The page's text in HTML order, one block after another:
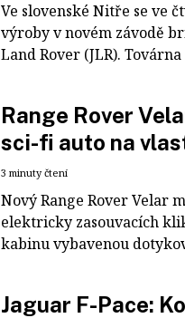
Ve slovenské Nitře se ve
výroby v novém závodě
Land Rover (JLR).
Range Rover
sci-fi auto na
3 minuty čtení
Nový Range Rover Velar
elektricky zasouvacích
kabinu vybavenou
Jaguar F-Pace: